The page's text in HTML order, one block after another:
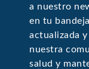
a nuestro
en tu
actualizada
nuestra
salud y